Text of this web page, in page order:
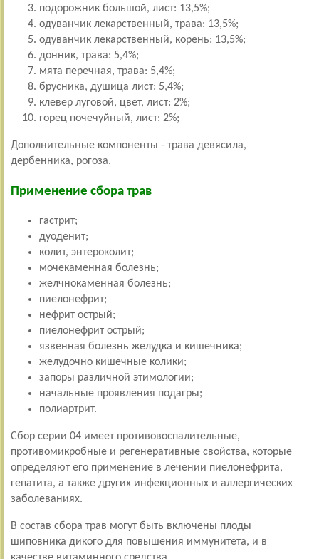
подорожник большой, лист: 13,5%;
одуванчик лекарственный, трава: 13,5%;
одуванчик лекарственный, корень: 13,5%;
донник, трава: 5,4%;
мята перечная, трава: 5,4%;
брусника, душица лист: 5,4%;
клевер луговой, цвет, лист: 2%;
горец почечуйный, лист: 2%;
Дополнительные компоненты - трава девясила,
дербенника, рогоза.
Применение сбора трав
гастрит;
дуоденит;
колит, энтероколит;
мочекаменная болезнь;
желчнокаменная болезнь;
пиелонефрит;
нефрит острый;
пиелонефрит острый;
язвенная болезнь желудка и кишечника;
желудочно кишечные колики;
запоры различной этимологии;
начальные проявления подагры;
полиартрит.
Сбор серии 04 имеет противовоспалительные,
противомикробные и регенеративные свойства, которые
определяют его применение в лечении пиелонефрита,
гепатита, а также других инфекционных и аллергических
заболеваниях.
В состав сбора трав могут быть включены плоды
шиповника дикого для повышения иммунитета, и в